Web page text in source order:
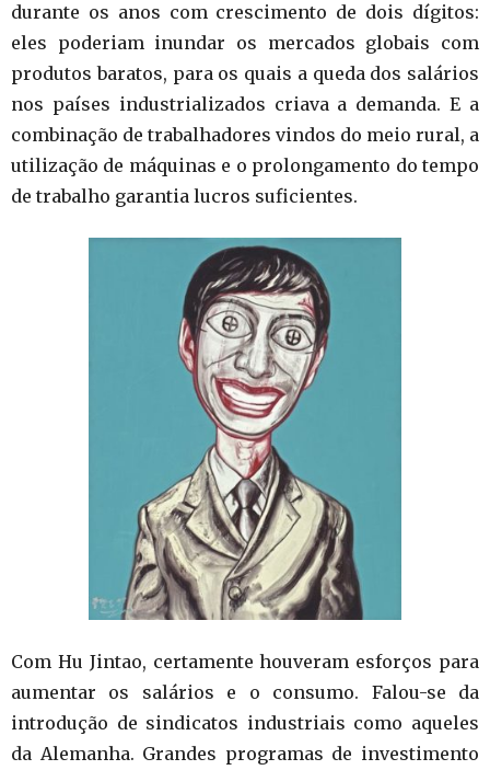
durante os anos com crescimento de dois dígitos:
eles poderiam inundar os mercados globais com
produtos baratos, para os quais a queda dos salários
nos países industrializados criava a demanda. E a
combinação de trabalhadores vindos do meio rural, a
utilização de máquinas e o prolongamento do tempo
de trabalho garantia lucros suficientes.
Com Hu Jintao, certamente houveram esforços para
aumentar os salários e o consumo. Falou-se da
introdução de sindicatos industriais como aqueles
da Alemanha. Grandes programas de investimento